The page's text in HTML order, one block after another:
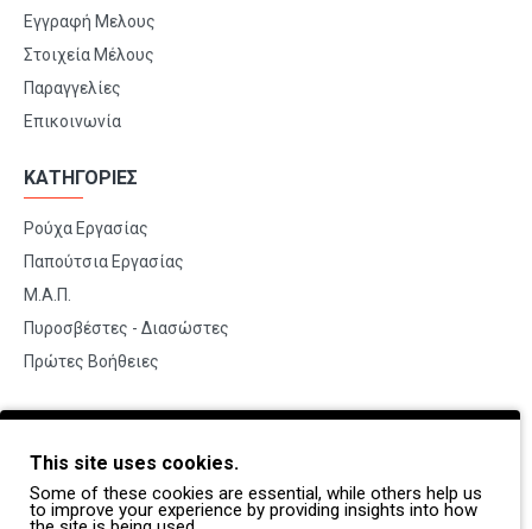
Εγγραφή Μελους
Στοιχεία Μέλους
Παραγγελίες
Επικοινωνία
ΚΑΤΗΓΟΡΙΕΣ
Ρούχα Εργασίας
Παπούτσια Εργασίας
Μ.Α.Π.
Πυροσβέστες - Διασώστες
Πρώτες Βοήθειες
BRANDS
Payper
Dike
This site uses cookies.
Some of these cookies are essential, while others help us
to improve your experience by providing insights into how